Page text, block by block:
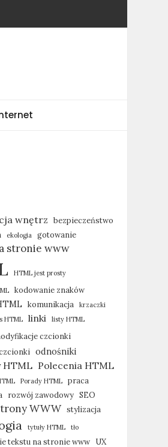
wnętrz bezpieczeństwo
ekologia gotowanie
stronie www
HTML jest prosty
kodowanie znaków
komunikacja krzaczki
HTML linki listy HTML
czcionki
odnośniki
HTML Polecenia HTML
Porady HTML
praca
rozwój zawodowy SEO
WWW stylizacja
tytuły HTML tło
tekstu na stronie www UX